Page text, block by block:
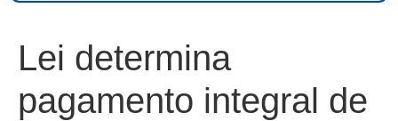
Lei determina
pagamento integral de